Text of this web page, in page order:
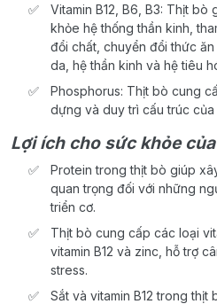
Vitamin B12, B6, B3: Thịt bò
khỏe hệ thống thần kinh,
đổi chất, chuyển đổi thức
da, hệ thần kinh và hệ tiêu
Phosphorus: Thịt bò cung
dựng và duy trì cấu trúc
Lợi ích cho sức khỏe
Protein trong thịt bò giúp
quan trọng đối với những
triển cơ.
Thịt bò cung cấp các loại
vitamin B12 và zinc, hỗ trợ
stress.
Sắt và vitamin B12 trong